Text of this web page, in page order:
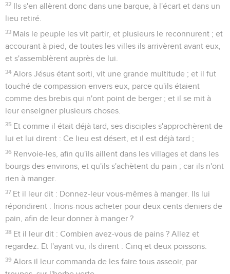
32 Ils s'en allèrent donc dans une barque, à l'écart et dans un
lieu retiré.
33 Mais le peuple les vit partir, et plusieurs le reconnurent ; et
accourant à pied, de toutes les villes ils arrivèrent avant eux,
et s'assemblèrent auprès de lui.
34 Alors Jésus étant sorti, vit une grande multitude ; et il fut
touché de compassion envers eux, parce qu'ils étaient
comme des brebis qui n'ont point de berger ; et il se mit à
leur enseigner plusieurs choses.
35 Et comme il était déjà tard, ses disciples s'approchèrent de
lui et lui dirent : Ce lieu est désert, et il est déjà tard ;
36 Renvoie-les, afin qu'ils aillent dans les villages et dans les
bourgs des environs, et qu'ils s'achètent du pain ; car ils n'ont
rien à manger.
37 Et il leur dit : Donnez-leur vous-mêmes à manger. Ils lui
répondirent : Irions-nous acheter pour deux cents deniers de
pain, afin de leur donner à manger ?
38 Et il leur dit : Combien avez-vous de pains ? Allez et
regardez. Et l'ayant vu, ils dirent : Cinq et deux poissons.
39 Alors il leur commanda de les faire tous asseoir, par